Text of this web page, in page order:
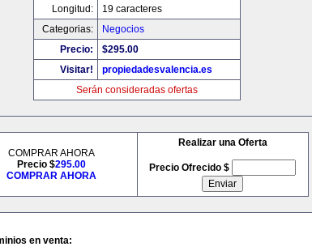
Longitud:
19 caracteres
Categorias:
Negocios
Precio:
$295.00
Visitar!
propiedadesvalencia.es
Serán consideradas ofertas
COMPRAR AHORA
Precio $295.00
COMPRAR AHORA
Realizar una Oferta
Precio Ofrecido $
en venta: